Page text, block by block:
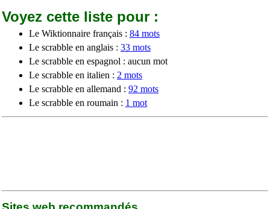
Voyez cette liste pour :
Le Wiktionnaire français : 84 mots
Le scrabble en anglais : 33 mots
Le scrabble en espagnol : aucun mot
Le scrabble en italien : 2 mots
Le scrabble en allemand : 92 mots
Le scrabble en roumain : 1 mot